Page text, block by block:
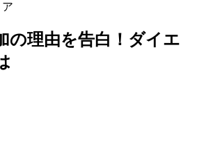
の理由を告白！ダイエ